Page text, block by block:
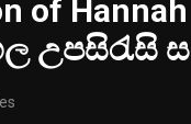
of
උපසිරැසි